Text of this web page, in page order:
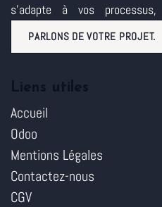
s'adapte à vos
PARLONS DE VOTRE PROJET.
Accueil
Odoo
Mentions Légales
Contactez-nous
CGV